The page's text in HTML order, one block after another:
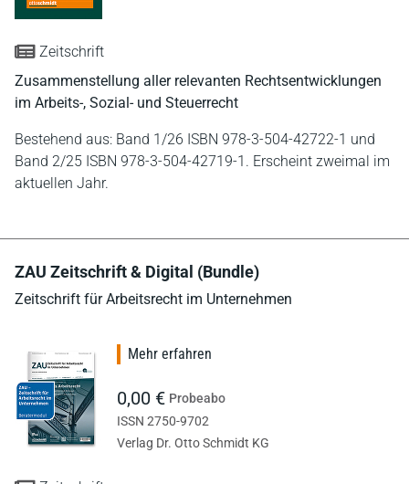
Zeitschrift
Zusammenstellung aller relevanten Rechtsentwicklungen
im Arbeits-, Sozial- und Steuerrecht
Bestehend aus: Band 1/26 ISBN 978-3-504-42722-1 und
Band 2/25 ISBN 978-3-504-42719-1. Erscheint zweimal im
aktuellen Jahr.
ZAU Zeitschrift & Digital (Bundle)
Zeitschrift für Arbeitsrecht im Unternehmen
Mehr erfahren
0,00 € Probeabo
ISSN 2750-9702
Verlag Dr. Otto Schmidt KG